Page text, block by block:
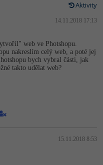
Aktivity
14.11.2018 17:13
web ve Photshopu.
nakreslím celý web, a poté jej
bych vybral části, jak
takto udělat web?
15.11.2018 8:53